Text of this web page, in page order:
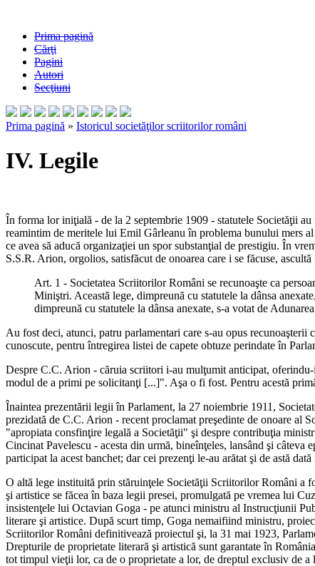
Prima pagină
Cărţi
Pagini
Autori
Secţiuni
Prima pagină » Istoricul societăţilor scriitorilor români
IV. Legile
În forma lor iniţială - de la 2 septembrie 1909 - statutele Societăţii
reamintim de meritele lui Emil Gârleanu în problema bunului mers
ce avea să aducă organizaţiei un spor substanţial de prestigiu. În
S.S.R. Arion, orgolios, satisfăcut de onoarea care i se făcuse,
Art. 1 - Societatea Scriitorilor Români se recunoaşte ca
Miniştri. Această lege, dimpreună cu statutele la dânsa
dimpreună cu statutele la dânsa anexate, s-a votat de
Au fost deci, atunci, patru parlamentari care s-au opus
cunoscute, pentru întregirea listei de capete obtuze perindate în
Despre C.C. Arion - căruia scriitori i-au mulţumit anticipat,
modul de a primi pe solicitanţi [...]". Aşa o fi fost. Pentru acestă
Înaintea prezentării legii în Parlament, la 27 noiembrie 1911,
prezidată de C.C. Arion - recent proclamat preşedinte de onoare al
"apropiata consfinţire legală a Societăţii" şi despre contribuţia
Cincinat Pavelescu - acesta din urmă, bineînţeles, lansând şi
participat la acest banchet; dar cei prezenţi le-au arătat şi de astă
O altă lege instituită prin stăruinţele Societăţii Scriitorilor Români a
şi artistice se făcea în baza legii presei, promulgată pe vremea lui
insistenţele lui Octavian Goga - pe atunci ministru al Instrucţiunii
literare şi artistice. După scurt timp, Goga nemaifiind ministru,
Scriitorilor Români definitivează proiectul şi, la 31 mai 1923,
Drepturile de proprietate literară şi artistică sunt garantate în
tot timpul vieţii lor, ca de o proprietate a lor, de dreptul exclusiv de